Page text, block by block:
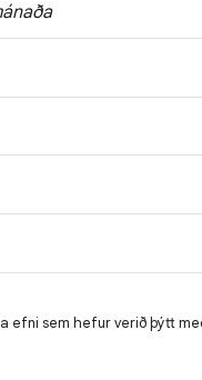
efni sem hefur verið þýtt